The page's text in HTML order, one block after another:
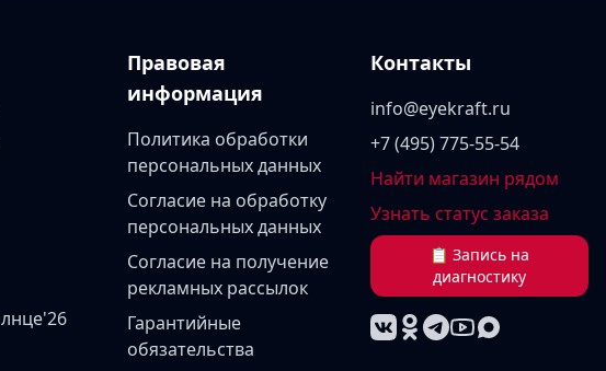
Правовая
информация
Политика обработки
персональных данных
Согласие на обработку
персональных данных
Согласие на получение
рекламных рассылок
Гарантийные
обязательства
Контакты
info@eyekraft.ru
+7 (495) 775-55-54
Найти магазин рядом
Узнать статус заказа
📋 Запись на
диагностику